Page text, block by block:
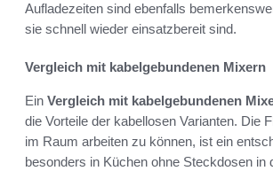
Aufladezeiten sind ebenfalls
sie schnell wieder einsatzbereit sind.
Vergleich mit kabelgebundenen Mixern
Ein Vergleich mit kabelgebundenen
die Vorteile der kabellosen Varianten. Die
im Raum arbeiten zu können, ist ein
besonders in Küchen ohne Steckdosen in